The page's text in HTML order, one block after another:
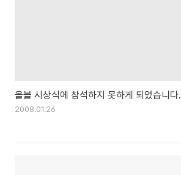
올블 시상식에 참석하지 못하게 되었습니다.
2008.01.26